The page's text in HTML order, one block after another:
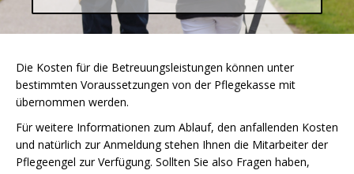
Die Kosten für die Betreuungsleistungen können unter
bestimmten Voraussetzungen von der Pflegekasse mit
übernommen werden.
Für weitere Informationen zum Ablauf, den anfallenden Kosten
und natürlich zur Anmeldung stehen Ihnen die Mitarbeiter der
Pflegeengel zur Verfügung. Sollten Sie also Fragen haben,